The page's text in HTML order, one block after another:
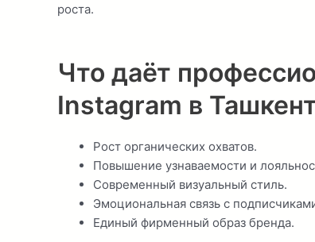
роста.
Что даёт
Instagram в
Рост органических охватов.
Повышение узнаваемости и
Современный визуальный стиль.
Эмоциональная связь с
Единый фирменный образ бренда.